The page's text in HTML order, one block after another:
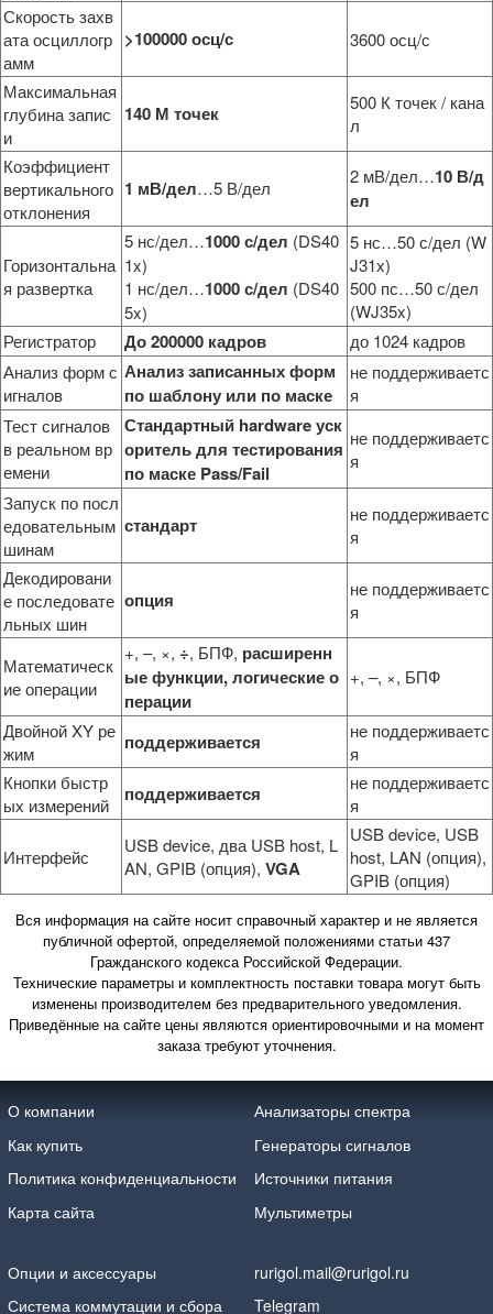
Скорость захв
ата осциллогр
амм
>100000 осц/с 3600 осц/с
Максимальная
глубина запис
и
140 М точек
500 К точек / кана
л
Коэффициент
вертикального
отклонения
1 мВ/дел…5 В/дел
2 мВ/дел…10 В/д
ел
Горизонтальна
я развертка
5 нс/дел…1000 с/дел (DS40
1x)
1 нс/дел…1000 с/дел (DS40
5x)
5 нс…50 с/дел (W
J31x)
500 пс…50 с/дел
(WJ35x)
Регистратор
До 200000 кадров
до 1024 кадров
Анализ форм с
игналов
Анализ записанных форм
по шаблону или по маске
не поддерживаетс
я
Тест сигналов
в реальном вр
емени
Стандартный hardware уск
оритель для тестирования
по маске Pass/Fail
не поддерживаетс
я
Запуск по посл
едовательным
шинам
стандарт
не поддерживаетс
я
Декодировани
е последовате
льных шин
опция
не поддерживаетс
я
Математическ
ие операции
+, –, ×, ÷, БПФ, расширенн
ые функции, логические о
перации
+, –, ×, БПФ
Двойной XY ре
жим
поддерживается
не поддерживаетс
я
Кнопки быстр
ых измерений
поддерживается
не поддерживаетс
я
Интерфейс
USB device, два USB host, L
AN, GPIB (опция), VGA
USB device, USB
host, LAN (опция),
GPIB (опция)
Вся информация на сайте носит справочный характер и не является
публичной офертой, определяемой положениями статьи 437
Гражданского кодекса Российской Федерации.
Технические параметры и комплектность поставки товара могут быть
изменены производителем без предварительного уведомления.
Приведённые на сайте цены являются ориентировочными и на момент
заказа требуют уточнения.
О компании
Как купить
Политика конфиденциальности
Карта сайта
Анализаторы спектра
Генераторы сигналов
Источники питания
Мультиметры
Опции и аксессуары
Система коммутации и сбора
rurigol.mail@rurigol.ru
Telegram